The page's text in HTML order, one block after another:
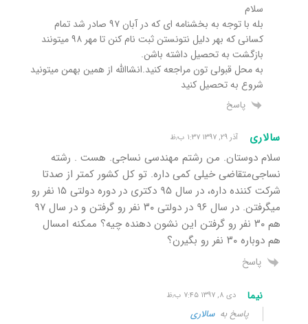
سلام
بله با توجه به بخشنامه ای که در آبان ۹۷ صادر شد تمام
کسانی که بهر دلیل نتونستن ثبت نام کنن تا مهر ۹۸ میتونند
بازگشت به تحصیل داشته باشن.
به محل قبولی تون مراجعه کنید.انشاالله از همین بهمن میتونید
شروع به تحصیل کنید
پاسخ
سالاری آذر ۲۹, ۱۳۹۷ ۱:۳۷ ب٫ظ
سلام دوستان. من رشتم مهندسی نساجی. هست . رشته
نساجی‌متقاضی خیلی کمی داره. تو کل کشور کمتر از صدتا
شرکت کننده داره، در سال ۹۵ دکتری در دوره دولتی ۱۵ نفر رو
میگرفتن. در سال ۹۶ در دولتی ۳۰ نفر رو گرفتن و در سال ۹۷
هم ۳۰ نفر رو گرفتن این نشون دهنده چیه؟ ممکنه امسال
هم دوباره ۳۰ نفر رو بگیرن؟
پاسخ
نیما دی ۸, ۱۳۹۷ ۷:۴۵ ب٫ظ
پاسخ بهسالاری